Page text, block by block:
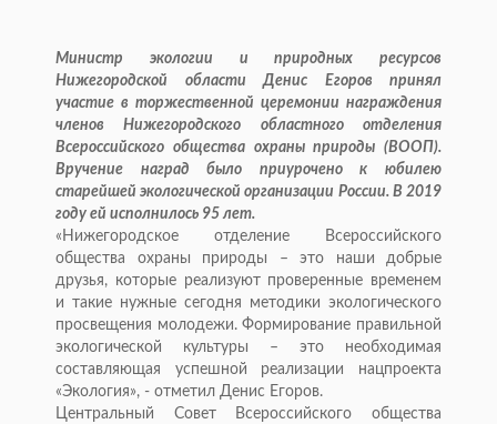
Министр экологии и природных ресурсов
Нижегородской области Денис Егоров принял
участие в торжественной церемонии награждения
членов Нижегородского областного отделения
Всероссийского общества охраны природы (ВООП).
Вручение наград было приурочено к юбилею
старейшей экологической организации России. В 2019
году ей исполнилось 95 лет.
«Нижегородское отделение Всероссийского
общества охраны природы – это наши добрые
друзья, которые реализуют проверенные временем
и такие нужные сегодня методики экологического
просвещения молодежи. Формирование правильной
экологической культуры – это необходимая
составляющая успешной реализации нацпроекта
«Экология», - отметил Денис Егоров.
Центральный Совет Всероссийского общества